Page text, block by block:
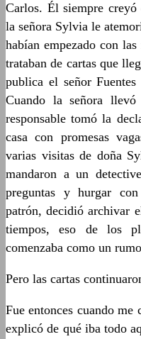
Carlos. Él siempre
la señora Sylvia le
habían empezado con
trataban de cartas que
publica el señor
Cuando la señora
responsable tomó la
casa con promesas
varias visitas de doña
mandaron a un
preguntas y hurgar
patrón, decidió archivar
tiempos, eso de los
comenzaba como un
Pero las cartas
Fue entonces cuando me
explicó de qué iba todo